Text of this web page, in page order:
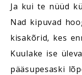
Ja kui te nüüd
Nad kipuvad
kisakõrid, kes
Kuulake ise
pääsupesaski